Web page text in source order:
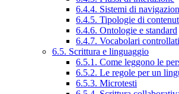
6.4.4. Sistemi di
6.4.5. Tipologie di
6.4.6. Ontologie e standard
6.4.7. Vocabolari
6.5. Scrittura e linguaggio
6.5.1. Come leggono le
6.5.2. Le regole per un
6.5.3. Microtesti